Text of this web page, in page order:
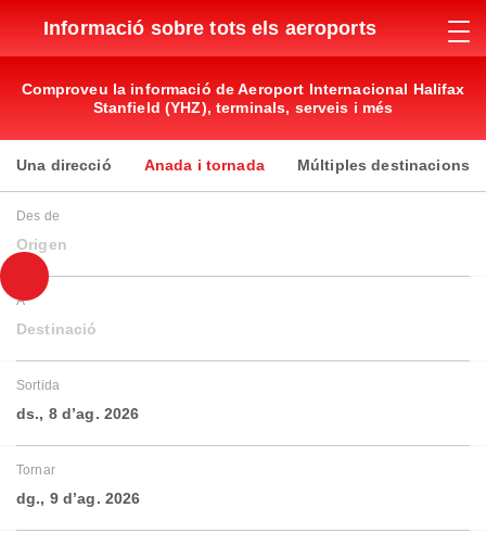
Informació sobre tots els aeroports
Comproveu la informació de Aeroport Internacional Halifax
Stanfield (YHZ), terminals, serveis i més
Una direcció Anada i tornada Múltiples destinacions
Des de
Origen
A
Destinació
Sortida
ds., 8 d’ag. 2026
Tornar
dg., 9 d’ag. 2026